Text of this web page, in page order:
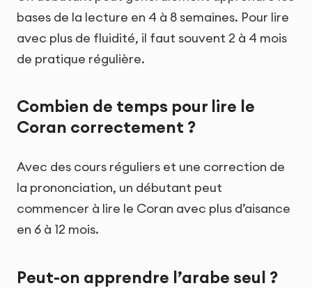
bases de la lecture en 4 à 8 semaines. Pour lire
avec plus de fluidité, il faut souvent 2 à 4 mois
de pratique régulière.
Combien de temps pour lire le
Coran correctement ?
Avec des cours réguliers et une correction de
la prononciation, un débutant peut
commencer à lire le Coran avec plus d’aisance
en 6 à 12 mois.
Peut-on apprendre l’arabe seul ?